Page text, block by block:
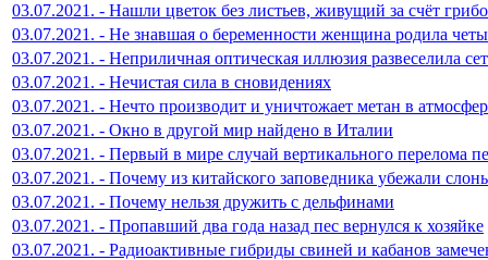
03.07.2021. - Нашли цветок без листьев, живущий за счёт
03.07.2021. - Не знавшая о беременности женщина родила
03.07.2021. - Неприличная оптическая иллюзия развеселила
03.07.2021. - Нечистая сила в сновидениях
03.07.2021. - Нечто производит и уничтожает метан в
03.07.2021. - Окно в другой мир найдено в Италии
03.07.2021. - Первый в мире случай вертикального перелома
03.07.2021. - Почему из китайского заповедника убежали
03.07.2021. - Почему нельзя дружить с дельфинами
03.07.2021. - Пропавший два года назад пес вернулся к хозяйке
03.07.2021. - Радиоактивные гибриды свиней и кабанов